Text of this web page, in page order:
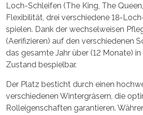
Loch-Schleifen (The King, The
Flexibilität, drei verschiedene 18-
spielen. Dank der wechselweisen
(Aerifizieren) auf den verschiedenen
das gesamte Jahr über (12 Monate)
Zustand bespielbar.
Der Platz besticht durch einen
verschiedenen Wintergräsern, die
Rolleigenschaften garantieren.